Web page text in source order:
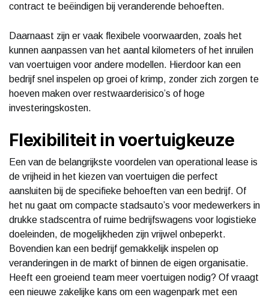
contract te beëindigen bij veranderende behoeften.
Daarnaast zijn er vaak flexibele voorwaarden, zoals het
kunnen aanpassen van het aantal kilometers of het inruilen
van voertuigen voor andere modellen. Hierdoor kan een
bedrijf snel inspelen op groei of krimp, zonder zich zorgen te
hoeven maken over restwaarderisico’s of hoge
investeringskosten.
Flexibiliteit in voertuigkeuze
Een van de belangrijkste voordelen van operational lease is
de vrijheid in het kiezen van voertuigen die perfect
aansluiten bij de specifieke behoeften van een bedrijf. Of
het nu gaat om compacte stadsauto’s voor medewerkers in
drukke stadscentra of ruime bedrijfswagens voor logistieke
doeleinden, de mogelijkheden zijn vrijwel onbeperkt.
Bovendien kan een bedrijf gemakkelijk inspelen op
veranderingen in de markt of binnen de eigen organisatie.
Heeft een groeiend team meer voertuigen nodig? Of vraagt
een nieuwe zakelijke kans om een wagenpark met een